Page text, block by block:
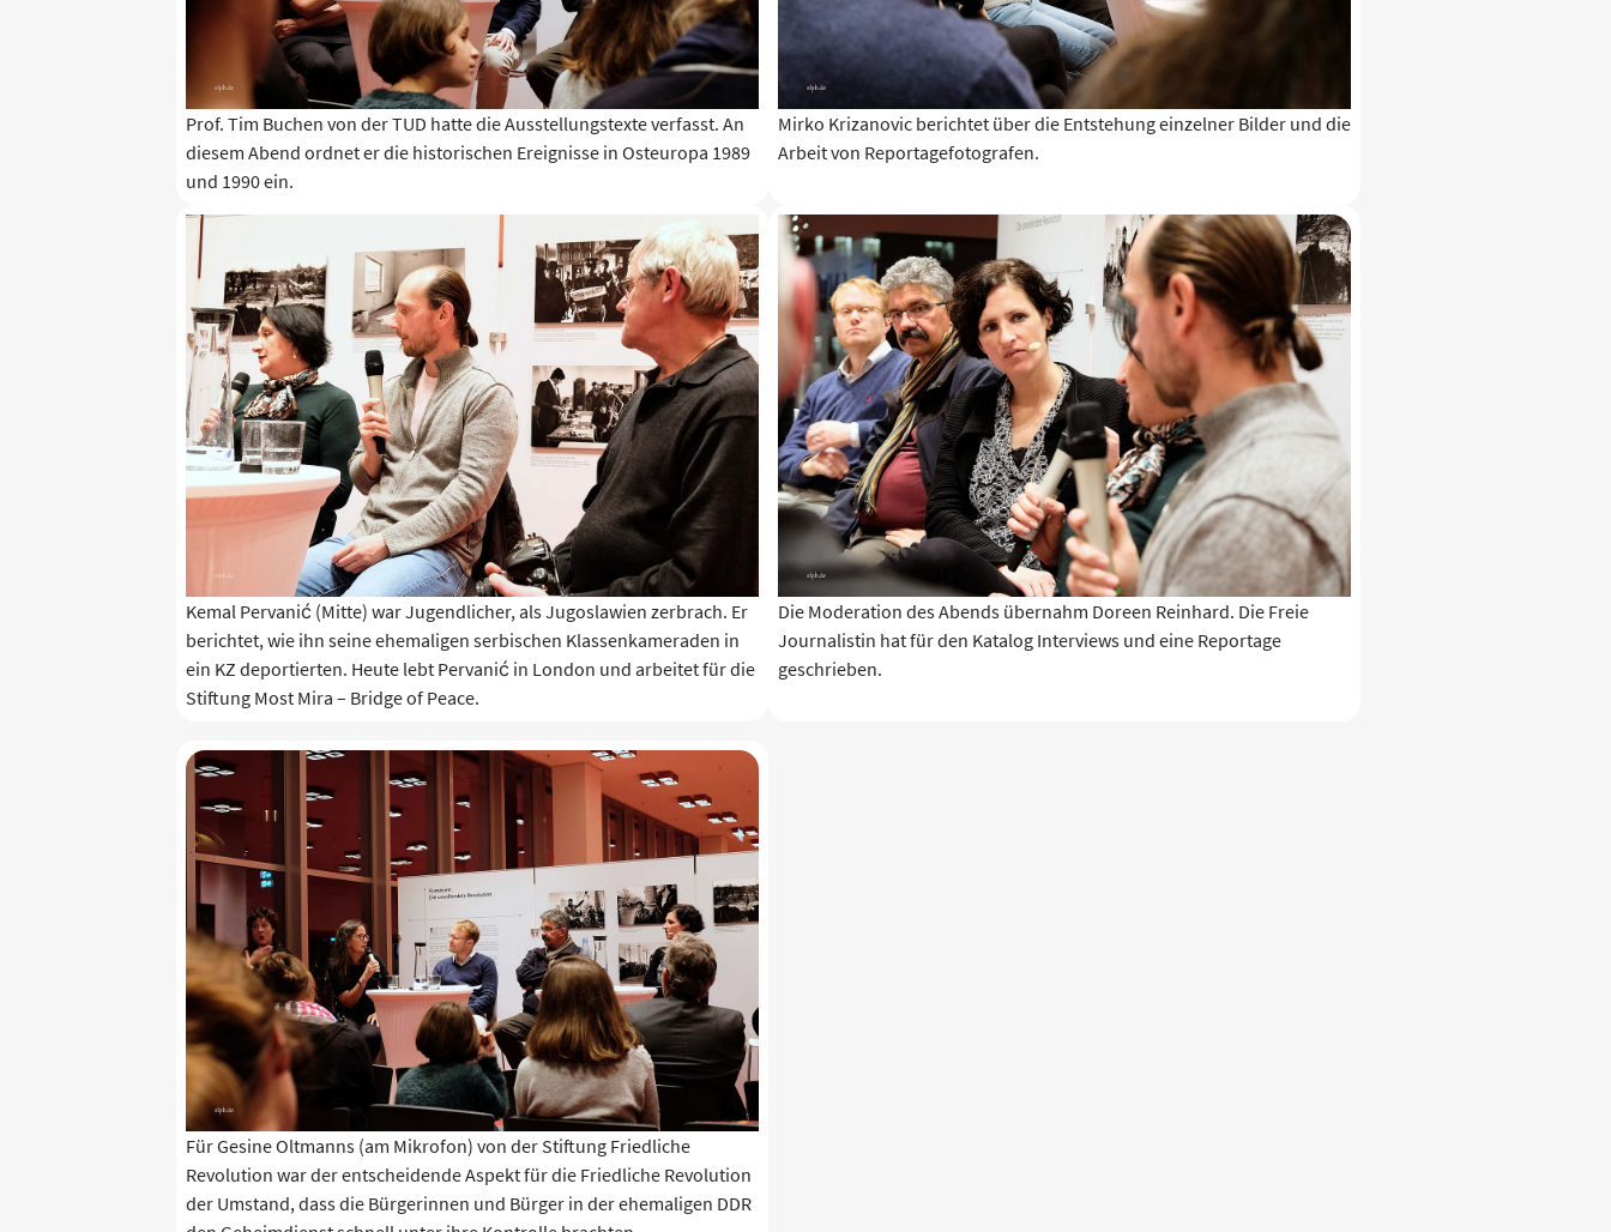
Prof. Tim Buchen von der TUD hatte die Ausstellungstexte verfasst. An
diesem Abend ordnet er die historischen Ereignisse in Osteuropa 1989
und 1990 ein.
Mirko Krizanovic berichtet über die Entstehung einzelner Bilder und die
Arbeit von Reportagefotografen.
Kemal Pervanić (Mitte) war Jugendlicher, als Jugoslawien zerbrach. Er
berichtet, wie ihn seine ehemaligen serbischen Klassenkameraden in
ein KZ deportierten. Heute lebt Pervanić in London und arbeitet für die
Stiftung Most Mira – Bridge of Peace.
Die Moderation des Abends übernahm Doreen Reinhard. Die Freie
Journalistin hat für den Katalog Interviews und eine Reportage
geschrieben.
Für Gesine Oltmanns (am Mikrofon) von der Stiftung Friedliche
Revolution war der entscheidende Aspekt für die Friedliche Revolution
der Umstand, dass die Bürgerinnen und Bürger in der ehemaligen DDR